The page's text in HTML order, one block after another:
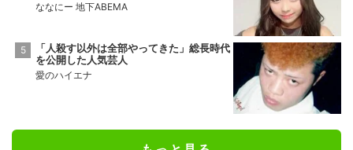
ななにー 地下ABEMA
「人殺す以外は全部やってきた」総長時代
を公開した人気芸人
愛のハイエナ